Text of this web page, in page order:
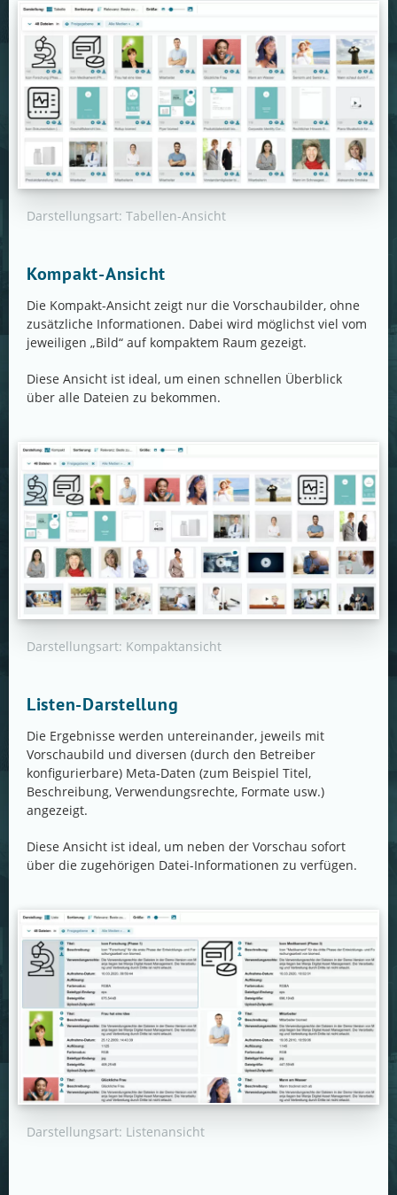
Darstellungsart: Tabellen-Ansicht
Kompakt-Ansicht
Die Kompakt-Ansicht zeigt nur die Vorschaubilder, ohne
zusätzliche Informationen. Dabei wird möglichst viel vom
jeweiligen „Bild“ auf kompaktem Raum gezeigt.
Diese Ansicht ist ideal, um einen schnellen Überblick
über alle Dateien zu bekommen.
Darstellungsart: Kompaktansicht
Listen-Darstellung
Die Ergebnisse werden untereinander, jeweils mit
Vorschaubild und diversen (durch den Betreiber
konfigurierbare) Meta-Daten (zum Beispiel Titel,
Beschreibung, Verwendungsrechte, Formate usw.)
angezeigt.
Diese Ansicht ist ideal, um neben der Vorschau sofort
über die zugehörigen Datei-Informationen zu verfügen.
Darstellungsart: Listenansicht